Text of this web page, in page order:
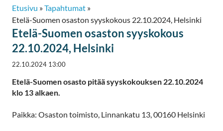
Etusivu »Tapahtumat »
Etelä-Suomen osaston syyskokous 22.10.2024, Helsinki
Etelä-Suomen osaston syyskokous
22.10.2024, Helsinki
22.10.2024 13:00
Etelä-Suomen osasto pitää syyskokouksen 22.10.2024
klo 13 alkaen.
Paikka: Osaston toimisto, Linnankatu 13, 00160 Helsinki